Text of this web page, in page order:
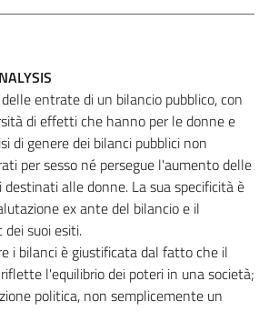
entrate di un bilancio pubblico, con
di effetti che hanno per le donne e
di genere dei bilanci pubblici non
per sesso né persegue l'aumento delle
destinati alle donne. La sua specificità è
ex ante del bilancio e il
suoi esiti.
i bilanci è giustificata dal fatto che il
l'equilibrio dei poteri in una società;
politica, non semplicemente un